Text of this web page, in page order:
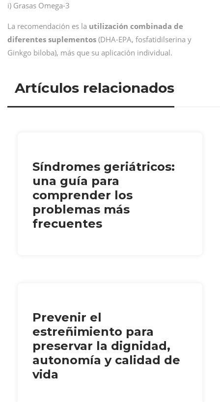
i) Grasas Omega-3
La recomendación es la utilización combinada de
diferentes suplementos (DHA-EPA, fosfatidilserina y
Ginkgo biloba), más que su aplicación individual.
Artículos relacionados
Síndromes geriátricos:
una guía para
comprender los
problemas más
frecuentes
Prevenir el
estreñimiento para
preservar la dignidad,
autonomía y calidad de
vida